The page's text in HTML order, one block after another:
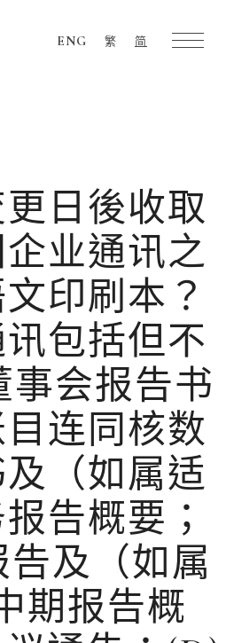
ENG 繁 简
日後收取
业通讯之
印刷本？
讯包括但不
事会报告书
目连同核数
（如属适
告概要；
告及（如属
期报告概